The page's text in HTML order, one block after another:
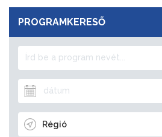
PROGRAMKERESŐ
Régió